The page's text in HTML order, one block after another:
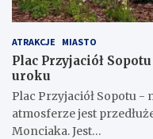
ATRAKCJE MIASTO
Plac Przyjaciół
uroku
Plac Przyjaciół Sopotu
atmosferze jest
Monciaka. Jest…